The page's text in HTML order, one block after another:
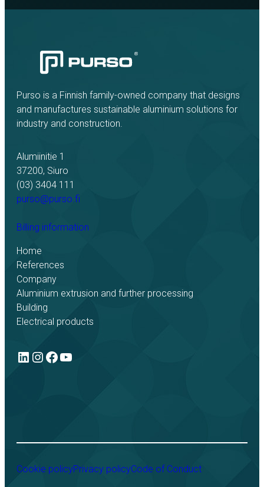
Purso is a Finnish family-owned company that designs
and manufactures sustainable aluminium solutions for
industry and construction.
Alumiinitie 1
37200, Siuro
(03) 3404 111
purso@purso.fi
Billing information
Home
References
Company
Aluminium extrusion and further processing
Building
Electrical products
LinkedIn
Instagram
Facebook
YouTube
Cookie policyPrivacy policyCode of Conduct